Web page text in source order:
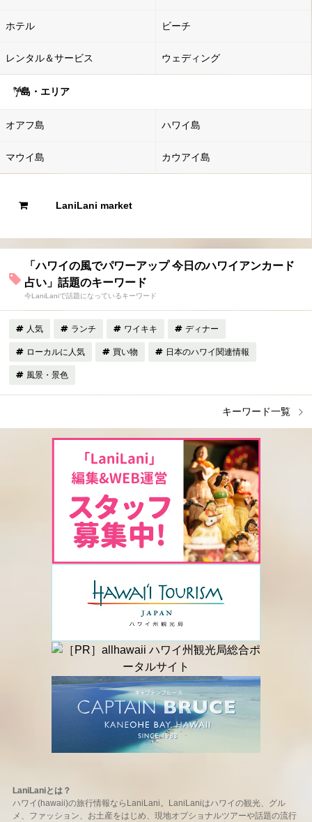
ホテル ビーチ
レンタル＆サービス ウェディング
島・エリア
オアフ島 ハワイ島
マウイ島 カウアイ島
LaniLani market
「ハワイの風でパワーアップ 今日のハワイアンカード
占い」話題のキーワード
今LaniLaniで話題になっているキーワード
人気 ランチ ワイキキ ディナー
ローカルに人気 買い物 日本のハワイ関連情報
風景・景色
キーワード一覧
LaniLaniとは？
ハワイ(hawaii)の旅行情報ならLaniLani。LaniLaniはハワイの観光、グル
メ、ファッション、お土産をはじめ、現地オプショナルツアーや話題の流行